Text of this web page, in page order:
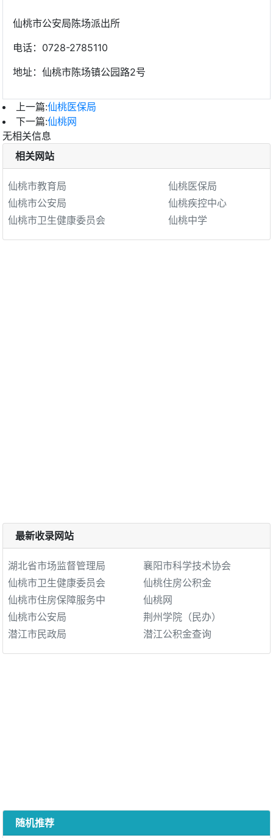
仙桃市公安局陈场派出所
电话：0728-2785110
地址：仙桃市陈场镇公园路2号
上一篇:仙桃医保局
下一篇:仙桃网
无相关信息
相关网站
仙桃市教育局
仙桃医保局
仙桃市公安局
仙桃疾控中心
仙桃市卫生健康委员会
仙桃中学
最新收录网站
湖北省市场监督管理局
襄阳市科学技术协会
仙桃市卫生健康委员会
仙桃住房公积金
仙桃市住房保障服务中
仙桃网
仙桃市公安局
荆州学院（民办）
潜江市民政局
潜江公积金查询
随机推荐